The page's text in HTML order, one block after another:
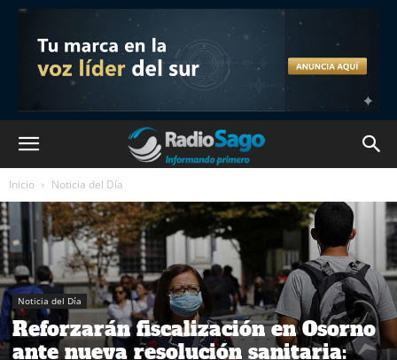
Inicio Noticia del Día
Noticia del Día
Reforzarán fiscalización en Osorno
ante nueva resolución sanitaria: